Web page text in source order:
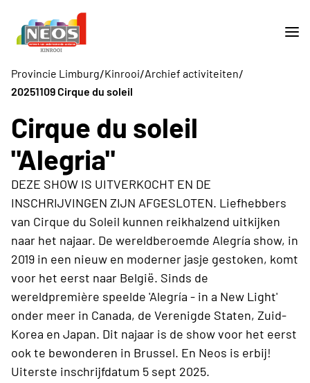
Provincie Limburg/Kinrooi/Archief activiteiten/
20251109 Cirque du soleil
Cirque du soleil
"Alegria"
DEZE SHOW IS UITVERKOCHT EN DE
INSCHRIJVINGEN ZIJN AFGESLOTEN. Liefhebbers
van Cirque du Soleil kunnen reikhalzend uitkijken
naar het najaar. De wereldberoemde Alegría show, in
2019 in een nieuw en moderner jasje gestoken, komt
voor het eerst naar België. Sinds de
wereldpremière speelde 'Alegría - in a New Light'
onder meer in Canada, de Verenigde Staten, Zuid-
Korea en Japan. Dit najaar is de show voor het eerst
ook te bewonderen in Brussel. En Neos is erbij!
Uiterste inschrijfdatum 5 sept 2025.